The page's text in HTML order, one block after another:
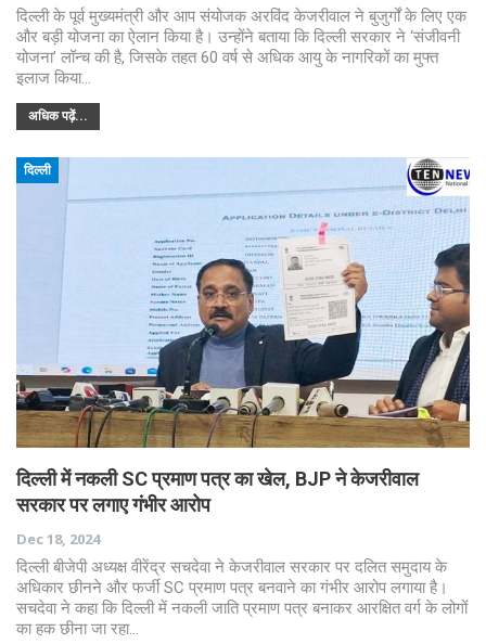
दिल्ली के पूर्व मुख्यमंत्री और आप संयोजक अरविंद केजरीवाल ने बुजुर्गों के लिए एक
और बड़ी योजना का ऐलान किया है। उन्होंने बताया कि दिल्ली सरकार ने ‘संजीवनी
योजना’ लॉन्च की है, जिसके तहत 60 वर्ष से अधिक आयु के नागरिकों का मुफ्त
इलाज किया…
अधिक पढ़ें...
दिल्ली
दिल्ली में नकली SC प्रमाण पत्र का खेल, BJP ने केजरीवाल
सरकार पर लगाए गंभीर आरोप
Dec 18, 2024
दिल्ली बीजेपी अध्यक्ष वीरेंद्र सचदेवा ने केजरीवाल सरकार पर दलित समुदाय के
अधिकार छीनने और फर्जी SC प्रमाण पत्र बनवाने का गंभीर आरोप लगाया है।
सचदेवा ने कहा कि दिल्ली में नकली जाति प्रमाण पत्र बनाकर आरक्षित वर्ग के लोगों
का हक छीना जा रहा…